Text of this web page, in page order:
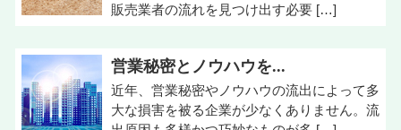
販売業者の流れを見つけ出す必要 […]
営業秘密とノウハウを...
近年、営業秘密やノウハウの流出によって多
大な損害を被る企業が少なくありません。流